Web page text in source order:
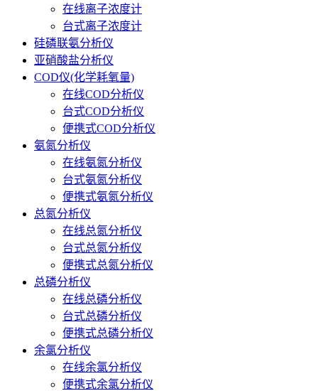
在线离子浓度计
台式离子浓度计
硅磷联氨分析仪
亚硝酸盐分析仪
COD仪(化学耗氧量)
在线COD分析仪
台式COD分析仪
便携式COD分析仪
氨氮分析仪
在线氨氮分析仪
台式氨氮分析仪
便携式氨氮分析仪
总氮分析仪
在线总氮分析仪
台式总氮分析仪
便携式总氮分析仪
总磷分析仪
在线总磷分析仪
台式总磷分析仪
便携式总磷分析仪
余氯分析仪
在线余氯分析仪
便携式余氯分析仪